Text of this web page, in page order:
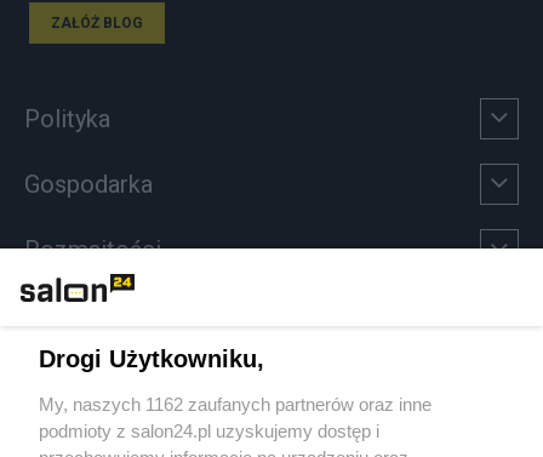
ZAŁÓŻ BLOG
Polityka
Gospodarka
Rozmaitości
Sport
Społeczeństwo
Drogi Użytkowniku,
My, naszych 1162 zaufanych partnerów oraz inne
podmioty z salon24.pl uzyskujemy dostęp i